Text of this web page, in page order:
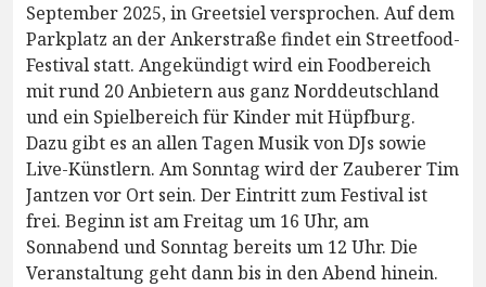
September 2025, in Greetsiel versprochen. Auf dem
Parkplatz an der Ankerstraße findet ein Streetfood-
Festival statt. Angekündigt wird ein Foodbereich
mit rund 20 Anbietern aus ganz Norddeutschland
und ein Spielbereich für Kinder mit Hüpfburg.
Dazu gibt es an allen Tagen Musik von DJs sowie
Live-Künstlern. Am Sonntag wird der Zauberer Tim
Jantzen vor Ort sein. Der Eintritt zum Festival ist
frei. Beginn ist am Freitag um 16 Uhr, am
Sonnabend und Sonntag bereits um 12 Uhr. Die
Veranstaltung geht dann bis in den Abend hinein.